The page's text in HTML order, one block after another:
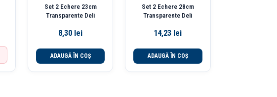
Set 2 Echere 23cm
Transparente Deli
8,30 lei
ADAUGĂ ÎN COȘ
Set 2 Echere 28cm
Transparente Deli
14,23 lei
ADAUGĂ ÎN COȘ